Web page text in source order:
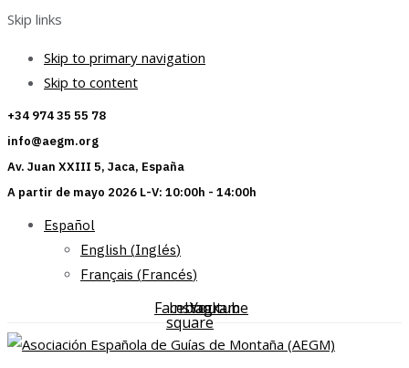
Skip links
Skip to primary navigation
Skip to content
+34 974 35 55 78
info@aegm.org
Av. Juan XXIII 5, Jaca, España
A partir de mayo 2026 L-V: 10:00h - 14:00h
Español
English (Inglés)
Français (Francés)
Facebook-
square
Instagram
Youtube